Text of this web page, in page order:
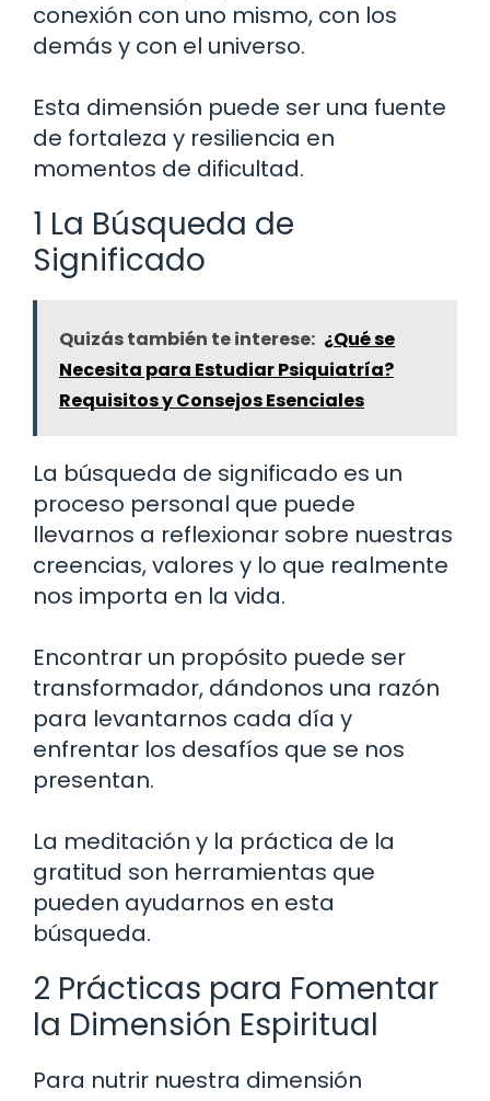
conexión con uno mismo, con los
demás y con el universo.
Esta dimensión puede ser una fuente
de fortaleza y resiliencia en
momentos de dificultad.
1 La Búsqueda de
Significado
Quizás también te interese: ¿Qué se
Necesita para Estudiar Psiquiatría?
Requisitos y Consejos Esenciales
La búsqueda de significado es un
proceso personal que puede
llevarnos a reflexionar sobre nuestras
creencias, valores y lo que realmente
nos importa en la vida.
Encontrar un propósito puede ser
transformador, dándonos una razón
para levantarnos cada día y
enfrentar los desafíos que se nos
presentan.
La meditación y la práctica de la
gratitud son herramientas que
pueden ayudarnos en esta
búsqueda.
2 Prácticas para Fomentar
la Dimensión Espiritual
Para nutrir nuestra dimensión